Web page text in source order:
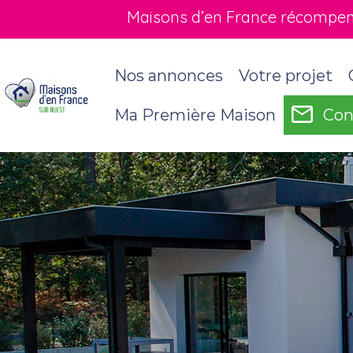
Maisons d’en France
Nos annonces Votre projet
Ma Première Maison